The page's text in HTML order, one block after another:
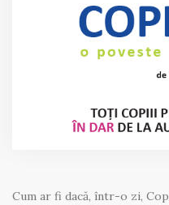
Cum ar fi dacă, într-o zi,